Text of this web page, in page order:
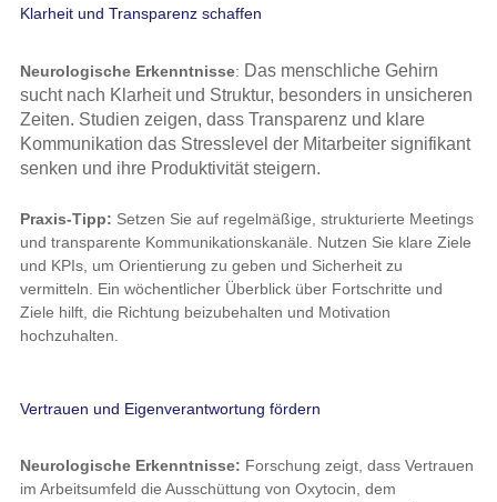
Klarheit und Transparenz schaffen
Neurologische Erkenntnisse: Das menschliche Gehirn
sucht nach Klarheit und Struktur, besonders in unsicheren
Zeiten. Studien zeigen, dass Transparenz und klare
Kommunikation das Stresslevel der Mitarbeiter signifikant
senken und ihre Produktivität steigern.
Praxis-Tipp: Setzen Sie auf regelmäßige, strukturierte Meetings
und transparente Kommunikationskanäle. Nutzen Sie klare Ziele
und KPIs, um Orientierung zu geben und Sicherheit zu
vermitteln. Ein wöchentlicher Überblick über Fortschritte und
Ziele hilft, die Richtung beizubehalten und Motivation
hochzuhalten.
Vertrauen und Eigenverantwortung fördern
Neurologische Erkenntnisse: Forschung zeigt, dass Vertrauen
im Arbeitsumfeld die Ausschüttung von Oxytocin, dem